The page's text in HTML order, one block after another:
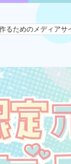
す。すべてのVラ